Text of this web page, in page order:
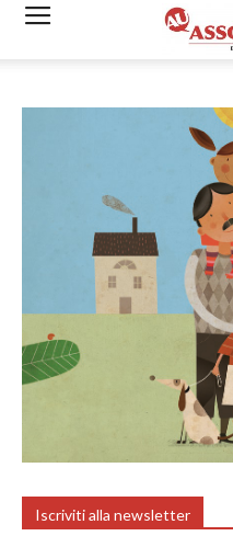
Iscriviti alla newsletter